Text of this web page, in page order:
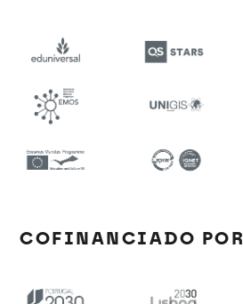
COFINANCIADO POR